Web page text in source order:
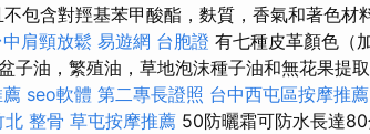
不包含對羥基苯甲酸酯，麩質，香氣和著色材
中肩頸放鬆 易遊網 台胞證 有七種皮革顏色（
子油，繁殖油，草地泡沫種子油和無花果提
seo軟體 第二專長證照 台中西屯區按摩推薦
北 整骨 草屯按摩推薦 50防曬霜可防水長達80